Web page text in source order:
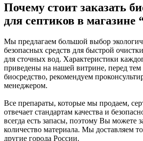
Почему стоит заказать
для септиков в
Мы предлагаем большой выбор
безопасных средств для быстрой
для сточных вод. Характеристики
приведены на нашей витрине, перед тем
биосредство, рекомендуем
менеджером.
Все препараты, которые мы продаем,
отвечает стандартам качества и
всегда есть запасы, поэтому Вы можете
количество материала. Мы доставляем
другие города России.